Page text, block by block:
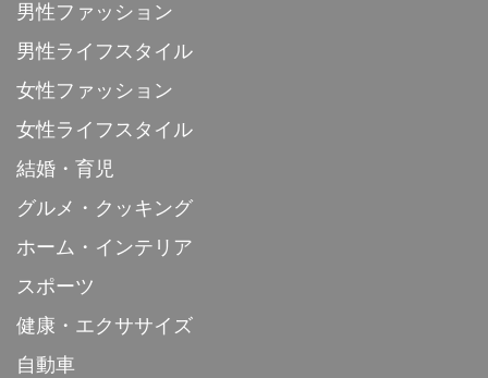
男性ファッション
男性ライフスタイル
女性ファッション
女性ライフスタイル
結婚・育児
グルメ・クッキング
ホーム・インテリア
スポーツ
健康・エクササイズ
自動車